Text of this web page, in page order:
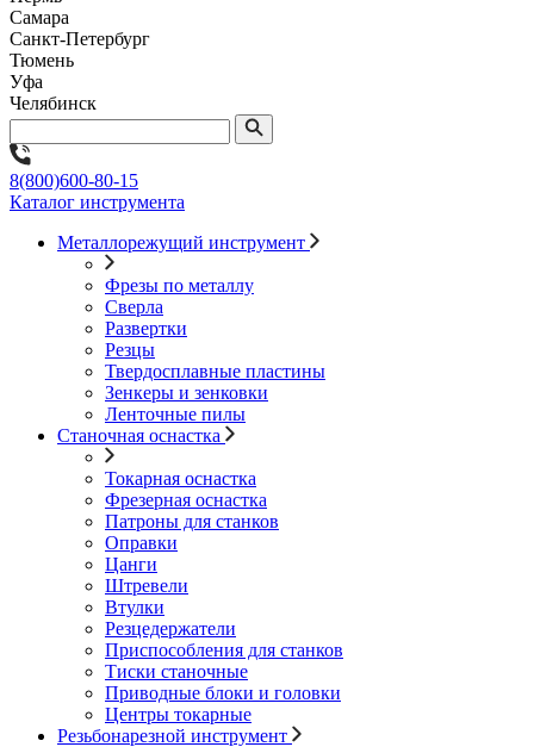
Самара
Санкт-Петербург
Тюмень
Уфа
Челябинск
8(800)600-80-15
Каталог инструмента
Металлорежущий инструмент
Фрезы по металлу
Сверла
Развертки
Резцы
Твердосплавные пластины
Зенкеры и зенковки
Ленточные пилы
Станочная оснастка
Токарная оснастка
Фрезерная оснастка
Патроны для станков
Оправки
Цанги
Штревели
Втулки
Резцедержатели
Приспособления для станков
Тиски станочные
Приводные блоки и головки
Центры токарные
Резьбонарезной инструмент